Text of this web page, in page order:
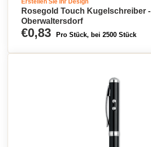
Erstellen Sie Ihr Design
Rosegold Touch Kugelschreiber -
Oberwaltersdorf
€0,83 Pro Stück, bei 2500 Stück